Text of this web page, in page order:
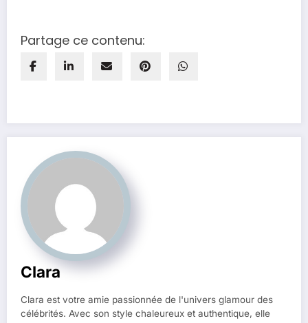
Partage ce contenu:
Clara
Clara est votre amie passionnée de l'univers glamour des
célébrités. Avec son style chaleureux et authentique, elle